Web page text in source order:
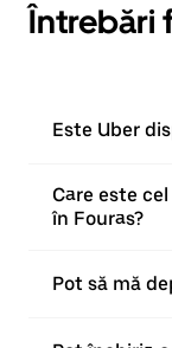
Întrebări
Este Uber
Care este
în Fouras?
Pot să mă